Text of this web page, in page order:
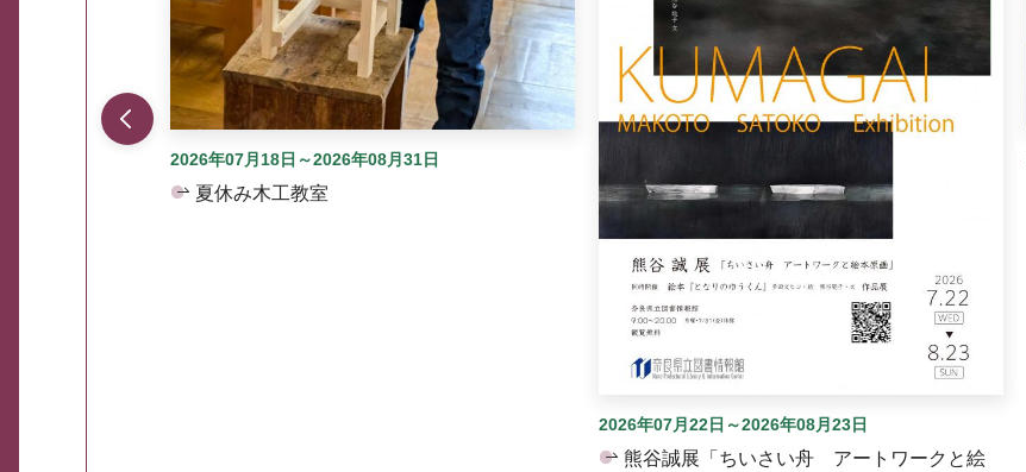
2026年07月18日～2026年08月31日
夏休み木工教室
2026年07月22日～2026年08月23日
熊谷誠展「ちいさい舟 アートワークと絵